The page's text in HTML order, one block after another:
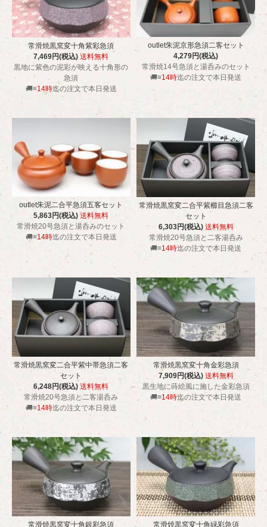
常滑焼黒窯変十角紫彩急須
7,469円(税込)送料無料
黒地に紫色の泥彩が映える十角形の
急須
🚚≡14時迄の注文で本日発送
outlet朱泥京形急須二客セット
4,279円(税込)
常滑焼14号急須と湯呑みのセット
🚚≡14時迄の注文で本日発送
outlet朱泥二合平急須五客セット
5,863円(税込)送料無料
常滑焼20号急須と湯呑みのセット
🚚≡14時迄の注文で本日発送
常滑焼黒窯変二合平紫櫛目急須二客
セット
6,303円(税込) 送料無料
常滑焼20号急須と二客湯呑み
🚚≡14時迄の注文で本日発送
常滑焼黒窯変二合平紫中帯急須二客
セット
6,248円(税込)送料無料
常滑焼20号急須と二客湯呑み
🚚≡14時迄の注文で本日発送
常滑焼黒窯変十角金彩急須
7,909円(税込) 送料無料
黒生地に蒔絵風に施した金彩急須
🚚≡14時迄の注文で本日発送
常滑焼黒窯変十角銀彩急須 常滑焼黒窯変十角緑彩急須